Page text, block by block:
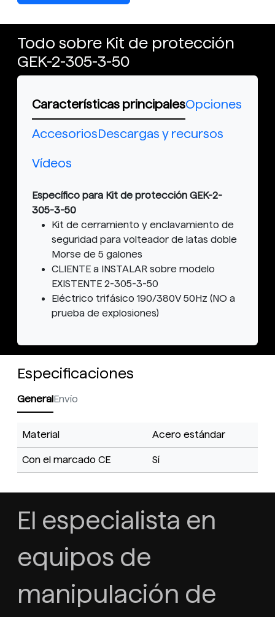
Todo sobre Kit de protección
GEK-2-305-3-50
Características principalesOpciones
AccesoriosDescargas y recursos
Vídeos
Específico para Kit de protección GEK-2-
305-3-50
Kit de cerramiento y enclavamiento de
seguridad para volteador de latas doble
Morse de 5 galones
CLIENTE a INSTALAR sobre modelo
EXISTENTE 2-305-3-50
Eléctrico trifásico 190/380V 50Hz (NO a
prueba de explosiones)
Especificaciones
GeneralEnvío
Material Acero estándar
Con el marcado CE Sí
El especialista en
equipos de
manipulación de